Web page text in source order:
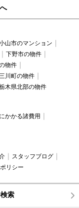
山市のマンション
下野市の物件
物件
川町の物件
木県北部の物件
かかる諸費用
スタッフブログ
リシー
索